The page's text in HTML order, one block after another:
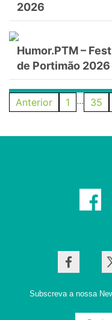
2026
Humor.PTM –
de Portimão 2026
Anterior 1 ... 35
Subscreva a nossa